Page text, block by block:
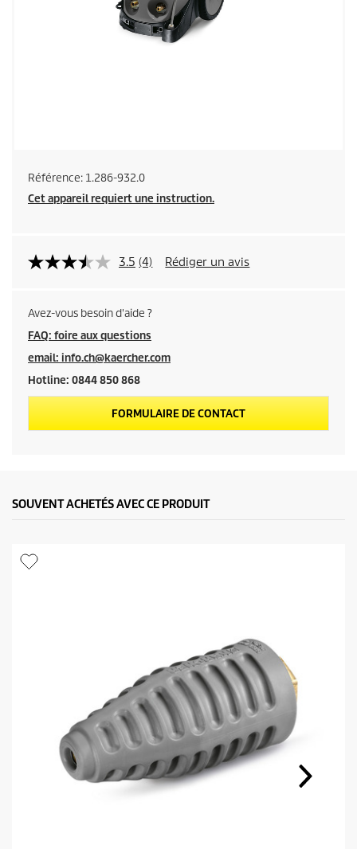
Référence: 1.286-932.0
Cet appareil requiert une instruction.
3.5 (4) Rédiger un avis
Avez-vous besoin d'aide ?
FAQ: foire aux questions
email: info.ch@kaercher.com
Hotline: 0844 850 868
FORMULAIRE DE CONTACT
SOUVENT ACHETÉS AVEC CE PRODUIT